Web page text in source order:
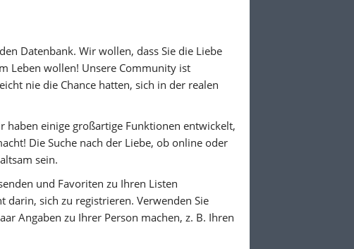
Datenbank. Wir wollen, dass Sie die Liebe
Leben wollen! Unsere Community ist
nie die Chance hatten, sich in der realen
haben einige großartige Funktionen entwickelt,
Die Suche nach der Liebe, ob online oder
sein.
und Favoriten zu Ihren Listen
darin, sich zu registrieren. Verwenden Sie
Angaben zu Ihrer Person machen, z. B. Ihren